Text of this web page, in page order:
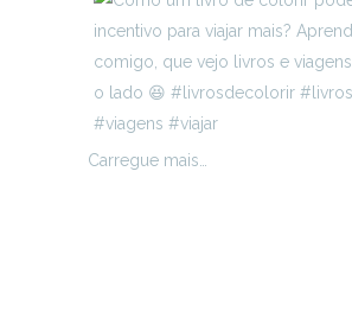
Carregue mais…